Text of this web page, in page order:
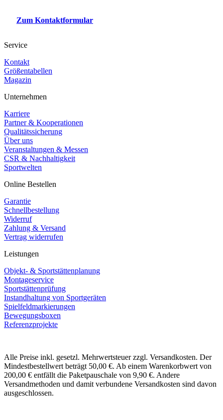
Zum Kontaktformular
Service
Kontakt
Größentabellen
Magazin
Unternehmen
Karriere
Partner & Kooperationen
Qualitätssicherung
Über uns
Veranstaltungen & Messen
CSR & Nachhaltigkeit
Sportwelten
Online Bestellen
Garantie
Schnellbestellung
Widerruf
Zahlung & Versand
Vertrag widerrufen
Leistungen
Objekt- & Sportstättenplanung
Montageservice
Sportstättenprüfung
Instandhaltung von Sportgeräten
Spielfeldmarkierungen
Bewegungsboxen
Referenzprojekte
Alle Preise inkl. gesetzl. Mehrwertsteuer zzgl. Versandkosten. Der
Mindestbestellwert beträgt 50,00 €. Ab einem Warenkorbwert von
200,00 € entfällt die Paketpauschale von 9,90 €. Andere
Versandmethoden und damit verbundene Versandkosten sind davon
ausgeschlossen.